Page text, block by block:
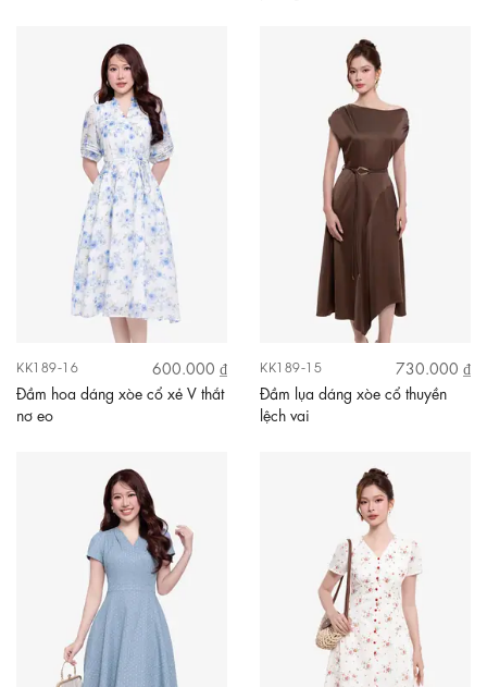
KK189-16
600.000 ₫
Đầm hoa dáng xòe cổ xẻ V thắt
nơ eo
KK189-15
730.000 ₫
Đầm lụa dáng xòe cổ thuyền
lệch vai